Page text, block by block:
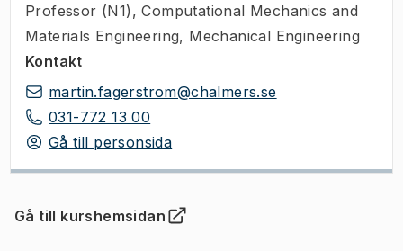
Professor (N1) , Computational Mechanics and
Materials Engineering, Mechanical Engineering
Kontakt
martin.fagerstrom@chalmers.se
031-772 13 00
Gå till personsida
Gå till kurshemsidan
(Öppnas i ny flik)